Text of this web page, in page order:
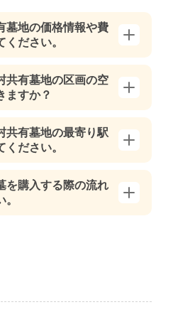
墓地の価格情報や費
ださい。
共有墓地の区画の空
ますか？
共有墓地の最寄り駅
ださい。
を購入する際の流れ